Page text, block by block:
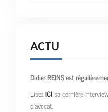
ACTU
Didier REINS est
LisezICIsa dernière
d’avocat.